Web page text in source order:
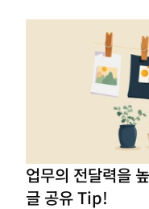
업무의 전달력을
글 공유 Tip!